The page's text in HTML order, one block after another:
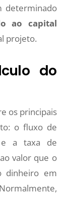
determinado
ao capital
projeto.
do
os principais
o fluxo de
e a taxa de
valor que o
dinheiro em